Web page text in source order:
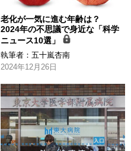
老化が一気に進む年齢は？
2024年の不思議で身近な「科学
ニュース10選」
執筆者：五十嵐杏南
2024年12月26日